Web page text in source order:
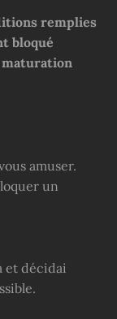
remplies
bloqué
maturation
amuser.
un
et décidai